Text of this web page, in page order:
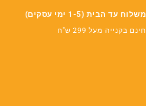
משלוח עד הבית (1-5 ימי עסקים)
חינם בקנייה מעל 299 ש"ח